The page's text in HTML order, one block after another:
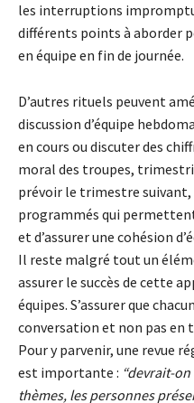
les interruptions
différents points à aborder
en équipe en fin de journée.
D’autres rituels peuvent
discussion d’équipe
en cours ou discuter des
moral des troupes,
prévoir le trimestre
programmés qui
et d’assurer une cohésion
Il reste malgré tout un
assurer le succès de cette
équipes. S’assurer que
conversation et non pas en
Pour y parvenir, une revue
est importante : “devrait-
thèmes, les personnes